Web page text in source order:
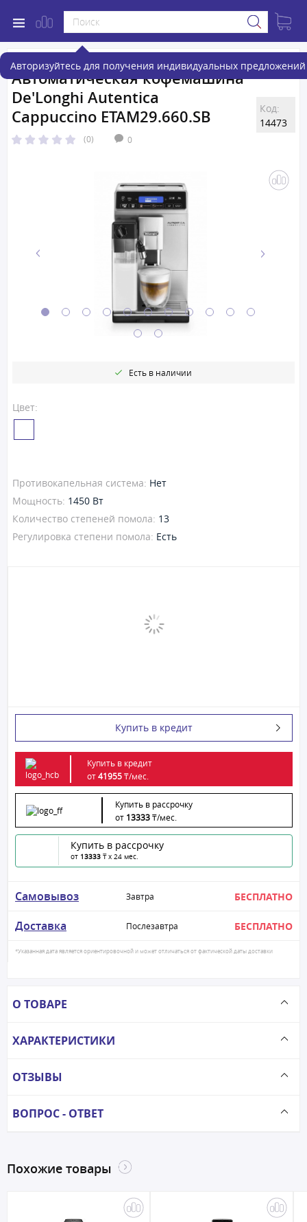
Авторизуйтесь для получения индивидуальных предложений
Автоматическая кофемашина
De'Longhi Autentica
Cappuccino ETAM29.660.SB
(0) 0
Код:
14473
Цвет:
Есть в наличии
Противокапельная система: Нет
Мощность: 1450 Вт
Количество степеней помола: 13
Регулировка степени помола: Есть
Купить в кредит
Купить в кредит
от41955₸/мес.
Купить в рассрочку
от 13333₸/мес.
Купить в рассрочку
от 13333 ₸ x 24 мес.
Самовывоз Завтра БЕСПЛАТНО
Доставка Послезавтра БЕСПЛАТНО
*Указанная дата является ориентировочной и может отличаться от фактической даты доставки
О ТОВАРЕ
ХАРАКТЕРИСТИКИ
ОТЗЫВЫ
ВОПРОС - ОТВЕТ
Похожие товары